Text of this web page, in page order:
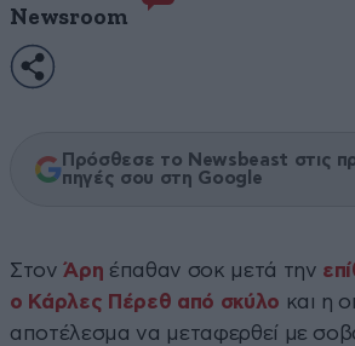
Newsroom
Πρόσθεσε το Newsbeast στις
πηγές σου στη Google
ΣτονΆρη έπαθαν σοκ μετά την
ο Κάρλες Πέρεθ από σκύλο και η
αποτέλεσμα να μεταφερθεί με